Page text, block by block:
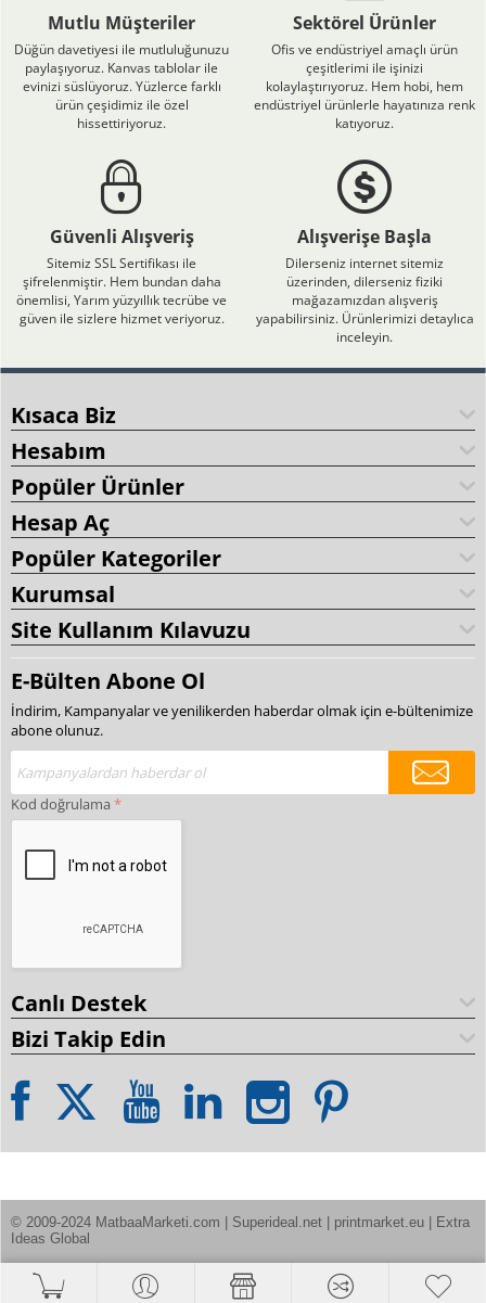
Mutlu Müşteriler
Düğün davetiyesi ile mutluluğunuzu
paylaşıyoruz. Kanvas tablolar ile
evinizi süslüyoruz. Yüzlerce farklı
ürün çeşidimiz ile özel
hissettiriyoruz.
Sektörel Ürünler
Ofis ve endüstriyel amaçlı ürün
çeşitlerimi ile işinizi
kolaylaştırıyoruz. Hem hobi, hem
endüstriyel ürünlerle hayatınıza renk
katıyoruz.
Güvenli Alışveriş
Sitemiz SSL Sertifikası ile
şifrelenmiştir. Hem bundan daha
önemlisi, Yarım yüzyıllık tecrübe ve
güven ile sizlere hizmet veriyoruz.
Alışverişe Başla
Dilerseniz internet sitemiz
üzerinden, dilerseniz fiziki
mağazamızdan alışveriş
yapabilirsiniz. Ürünlerimizi detaylıca
inceleyin.
Kısaca Biz
Hesabım
Popüler Ürünler
Hesap Aç
Popüler Kategoriler
Kurumsal
Site Kullanım Kılavuzu
E-Bülten Abone Ol
İndirim, Kampanyalar ve yenilikerden haberdar olmak için e-bültenimize
abone olunuz.
Kod doğrulama
Canlı Destek
Bizi Takip Edin
© 2009-2024 MatbaaMarketi.com | Superideal.net | printmarket.eu | Extra
Ideas Global